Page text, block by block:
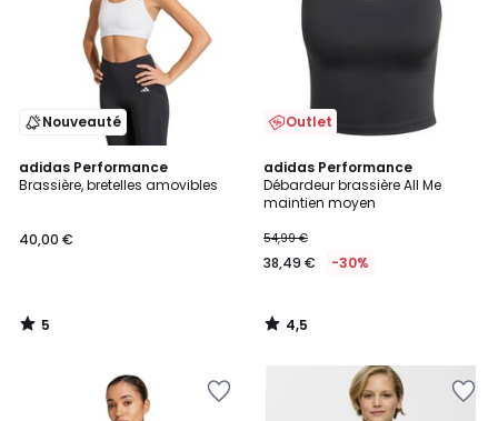
Nouveauté
adidas Performance
Brassière, bretelles amovibles
€.
40,00 €
5
/
5
/
Outlet
adidas Performance
Débardeur brassière All Me
maintien moyen
54,99 €
38,49 € -30%
4,5
/ 5
4,5
/